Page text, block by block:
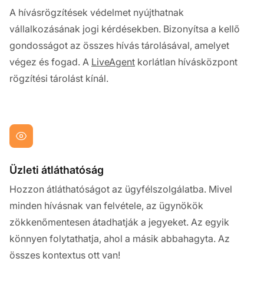
A hívásrögzítések védelmet nyújthatnak
vállalkozásának jogi kérdésekben. Bizonyítsa a kellő
gondosságot az összes hívás tárolásával, amelyet
végez és fogad. A LiveAgent korlátlan hívásközpont
rögzítési tárolást kínál.
Üzleti átláthatóság
Hozzon átláthatóságot az ügyfélszolgálatba. Mivel
minden hívásnak van felvétele, az ügynökök
zökkenőmentesen átadhatják a jegyeket. Az egyik
könnyen folytathatja, ahol a másik abbahagyta. Az
összes kontextus ott van!